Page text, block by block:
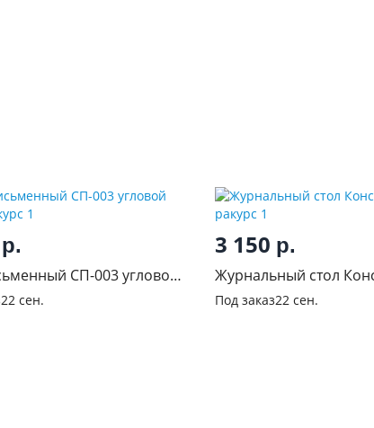
р.
СП-003 угловой
22 сен.
3 150 р.
Под заказ22 сен.